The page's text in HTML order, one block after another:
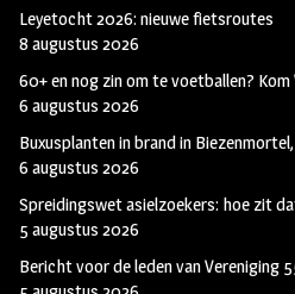
Leyetocht 2026: nieuwe fietsroutes
8 augustus 2026
60+ en nog zin om te voetballen?
6 augustus 2026
Buxusplanten in brand in
6 augustus 2026
Spreidingswet asielzoekers: hoe zit
5 augustus 2026
Bericht voor de leden van Vereniging